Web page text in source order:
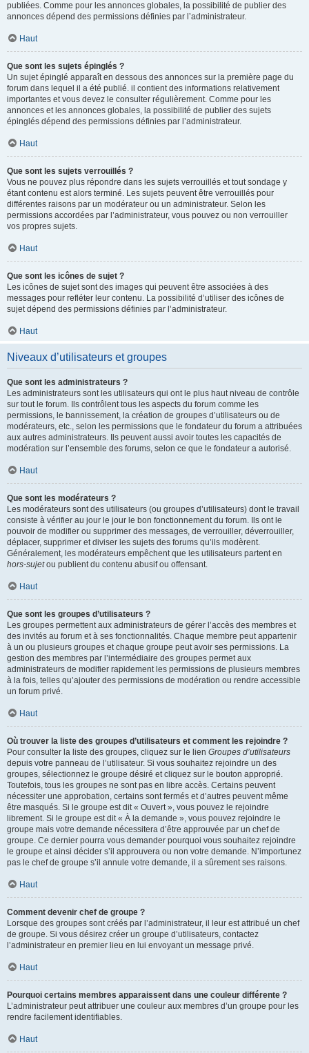
publiées. Comme pour les annonces globales, la possibilité de publier des
annonces dépend des permissions définies par l’administrateur.
Haut
Que sont les sujets épinglés ?
Un sujet épinglé apparaît en dessous des annonces sur la première page du
forum dans lequel il a été publié. il contient des informations relativement
importantes et vous devez le consulter régulièrement. Comme pour les
annonces et les annonces globales, la possibilité de publier des sujets
épinglés dépend des permissions définies par l’administrateur.
Haut
Que sont les sujets verrouillés ?
Vous ne pouvez plus répondre dans les sujets verrouillés et tout sondage y
étant contenu est alors terminé. Les sujets peuvent être verrouillés pour
différentes raisons par un modérateur ou un administrateur. Selon les
permissions accordées par l’administrateur, vous pouvez ou non verrouiller
vos propres sujets.
Haut
Que sont les icônes de sujet ?
Les icônes de sujet sont des images qui peuvent être associées à des
messages pour refléter leur contenu. La possibilité d’utiliser des icônes de
sujet dépend des permissions définies par l’administrateur.
Haut
Niveaux d’utilisateurs et groupes
Que sont les administrateurs ?
Les administrateurs sont les utilisateurs qui ont le plus haut niveau de contrôle
sur tout le forum. Ils contrôlent tous les aspects du forum comme les
permissions, le bannissement, la création de groupes d’utilisateurs ou de
modérateurs, etc., selon les permissions que le fondateur du forum a attribuées
aux autres administrateurs. Ils peuvent aussi avoir toutes les capacités de
modération sur l’ensemble des forums, selon ce que le fondateur a autorisé.
Haut
Que sont les modérateurs ?
Les modérateurs sont des utilisateurs (ou groupes d’utilisateurs) dont le travail
consiste à vérifier au jour le jour le bon fonctionnement du forum. Ils ont le
pouvoir de modifier ou supprimer des messages, de verrouiller, déverrouiller,
déplacer, supprimer et diviser les sujets des forums qu’ils modèrent.
Généralement, les modérateurs empêchent que les utilisateurs partent en
hors-sujetou publient du contenu abusif ou offensant.
Haut
Que sont les groupes d’utilisateurs ?
Les groupes permettent aux administrateurs de gérer l’accès des membres et
des invités au forum et à ses fonctionnalités. Chaque membre peut appartenir
à un ou plusieurs groupes et chaque groupe peut avoir ses permissions. La
gestion des membres par l’intermédiaire des groupes permet aux
administrateurs de modifier rapidement les permissions de plusieurs membres
à la fois, telles qu’ajouter des permissions de modération ou rendre accessible
un forum privé.
Haut
Où trouver la liste des groupes d’utilisateurs et comment les rejoindre ?
Pour consulter la liste des groupes, cliquez sur le lien Groupes d’utilisateurs
depuis votre panneau de l’utilisateur. Si vous souhaitez rejoindre un des
groupes, sélectionnez le groupe désiré et cliquez sur le bouton approprié.
Toutefois, tous les groupes ne sont pas en libre accès. Certains peuvent
nécessiter une approbation, certains sont fermés et d’autres peuvent même
être masqués. Si le groupe est dit « Ouvert », vous pouvez le rejoindre
librement. Si le groupe est dit « À la demande », vous pouvez rejoindre le
groupe mais votre demande nécessitera d’être approuvée par un chef de
groupe. Ce dernier pourra vous demander pourquoi vous souhaitez rejoindre
le groupe et ainsi décider s’il approuvera ou non votre demande. N’importunez
pas le chef de groupe s’il annule votre demande, il a sûrement ses raisons.
Haut
Comment devenir chef de groupe ?
Lorsque des groupes sont créés par l’administrateur, il leur est attribué un chef
de groupe. Si vous désirez créer un groupe d’utilisateurs, contactez
l’administrateur en premier lieu en lui envoyant un message privé.
Haut
Pourquoi certains membres apparaissent dans une couleur différente ?
L’administrateur peut attribuer une couleur aux membres d’un groupe pour les
rendre facilement identifiables.
Haut